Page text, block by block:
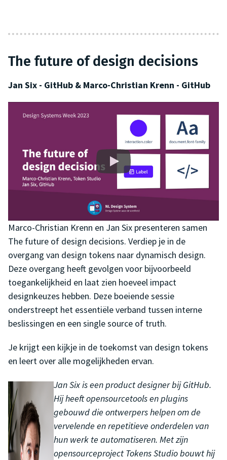
The future of design decisions
Jan Six - GitHub & Marco-Christian Krenn - GitHub
Marco-Christian Krenn en Jan Six presenteren samen
The future of design decisions. Verdiep je in de
overgang van design tokens naar dynamisch design.
Deze overgang heeft gevolgen voor bijvoorbeeld
toegankelijkheid en laat zien hoeveel impact
designkeuzes hebben. Deze boeiende sessie
onderstreept het essentiële verband tussen interne
beslissingen en een single source of truth.
Je krijgt een kijkje in de toekomst van design tokens
en leert over alle mogelijkheden ervan.
Jan Six is een product designer bij GitHub.
Hij heeft opensourcetools en plugins
gebouwd die ontwerpers helpen om de
vervelende en repetitieve onderdelen van
hun werk te automatiseren. Met zijn
opensourceproject Tokens Studio bouwt hij